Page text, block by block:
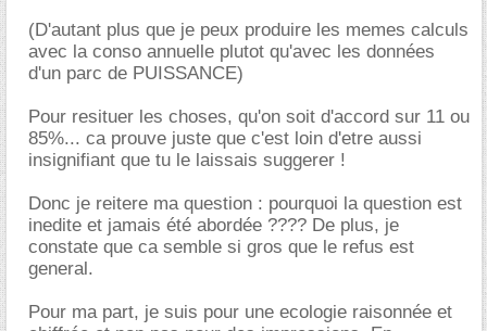
(D'autant plus que je peux produire les memes calculs
avec la conso annuelle plutot qu'avec les données
d'un parc de PUISSANCE)
Pour resituer les choses, qu'on soit d'accord sur 11 ou
85%... ca prouve juste que c'est loin d'etre aussi
insignifiant que tu le laissais suggerer !
Donc je reitere ma question : pourquoi la question est
inedite et jamais été abordée ???? De plus, je
constate que ca semble si gros que le refus est
general.
Pour ma part, je suis pour une ecologie raisonnée et